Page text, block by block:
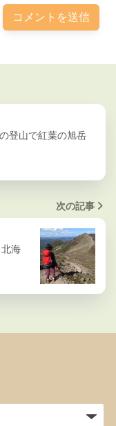
登山で紅葉の旭岳
次の記事
海